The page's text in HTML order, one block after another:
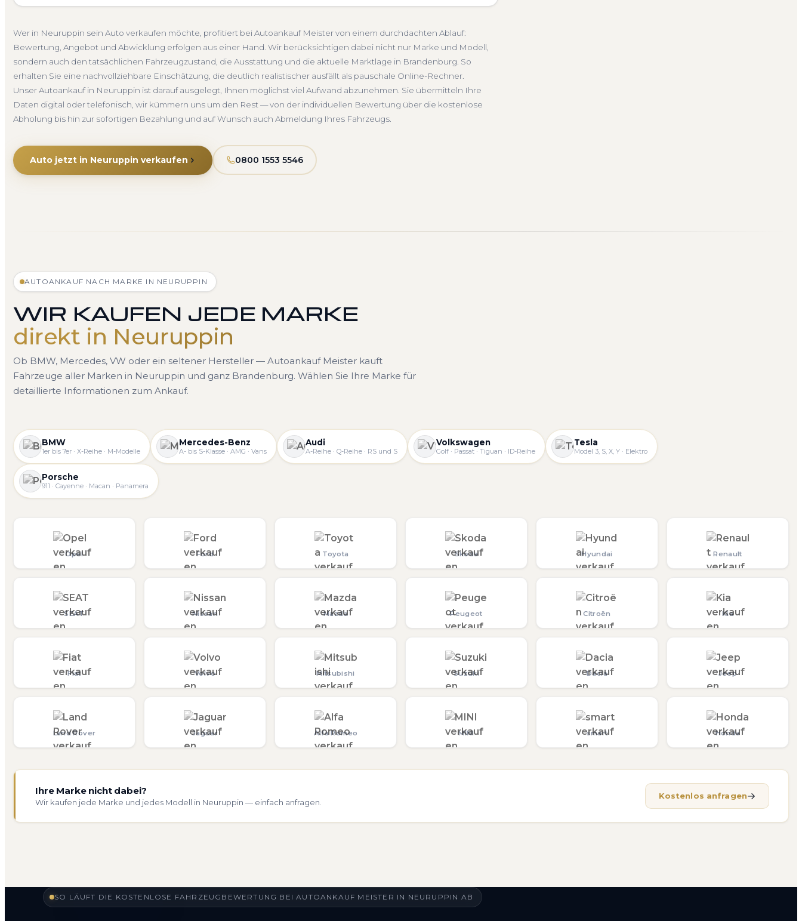
verbindliches Angebot und auf Wunsch den kompletten Service von der Abholung bis zur Abmeldung. Über
4.800 zufriedene Kunden sprechen für sich.
Seit 2010 4.800+ Ankäufe Komplettservice Brandenburg
Wer in Neuruppin sein Auto verkaufen möchte, profitiert bei Autoankauf Meister von einem durchdachten Ablauf:
Bewertung, Angebot und Abwicklung erfolgen aus einer Hand. Wir berücksichtigen dabei nicht nur Marke und Modell,
sondern auch den tatsächlichen Fahrzeugzustand, die Ausstattung und die aktuelle Marktlage in Brandenburg. So
erhalten Sie eine nachvollziehbare Einschätzung, die deutlich realistischer ausfällt als pauschale Online-Rechner.
Unser Autoankauf in Neuruppin ist darauf ausgelegt, Ihnen möglichst viel Aufwand abzunehmen. Sie übermitteln Ihre
Daten digital oder telefonisch, wir kümmern uns um den Rest — von der individuellen Bewertung über die kostenlose
Abholung bis hin zur sofortigen Bezahlung und auf Wunsch auch Abmeldung Ihres Fahrzeugs.
Auto jetzt in Neuruppin verkaufen 0800 1553 5546
AUTOANKAUF NACH MARKE IN NEURUPPIN
WIR KAUFEN JEDE MARKE
direkt in Neuruppin
Ob BMW, Mercedes, VW oder ein seltener Hersteller — Autoankauf Meister kauft
Fahrzeuge aller Marken in Neuruppin und ganz Brandenburg. Wählen Sie Ihre Marke für
detaillierte Informationen zum Ankauf.
BMW
1er bis 7er · X-Reihe · M-Modelle
Mercedes-Benz
A- bis S-Klasse · AMG · Vans
Audi
A-Reihe · Q-Reihe · RS und S
Volkswagen
Golf · Passat · Tiguan · ID-Reihe
Tesla
Model 3, S, X, Y · Elektro
Porsche
911 · Cayenne · Macan · Panamera
Opel Ford Toyota Skoda Hyundai Renault
SEAT Nissan Mazda Peugeot Citroën Kia
Fiat Volvo Mitsubishi Suzuki Dacia Jeep
Land Rover Jaguar Alfa Romeo MINI smart Honda
Ihre Marke nicht dabei?
Wir kaufen jede Marke und jedes Modell in Neuruppin — einfach anfragen.
Kostenlos anfragen
SO LÄUFT DIE KOSTENLOSE FAHRZEUGBEWERTUNG BEI AUTOANKAUF MEISTER IN NEURUPPIN AB